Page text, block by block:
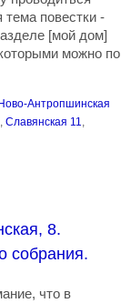
повестки -
[мой дом]
можно по
Ново-Антропшинская
, Славянская 11,
8.
собрания.
что в